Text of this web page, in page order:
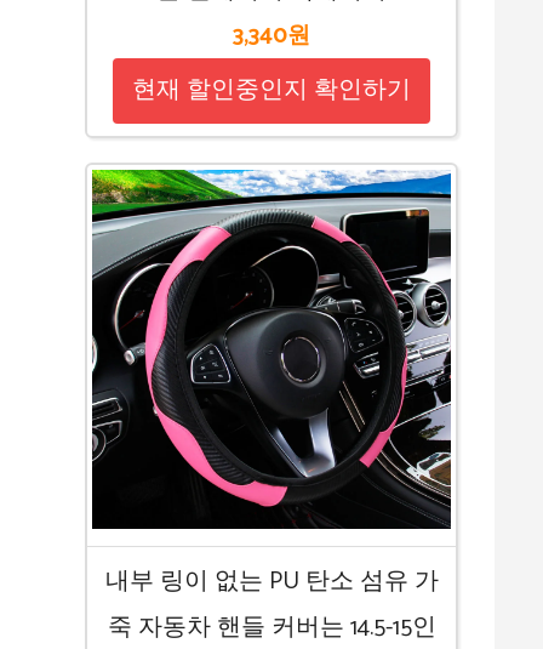
3,340원
현재 할인중인지 확인하기
내부 링이 없는 PU 탄소 섬유 가
죽 자동차 핸들 커버는 14.5-15인